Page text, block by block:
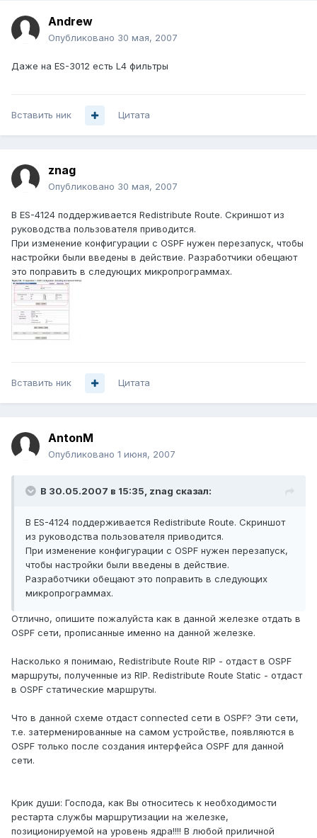
Andrеw
Опубликовано 30 мая, 2007
Даже на ES-3012 есть L4 фильтры
Вставить ник Цитата
znag
Опубликовано 30 мая, 2007
В ES-4124 поддерживается Redistribute Route. Скриншот из
руководства пользователя приводится.
При изменение конфигурации с OSPF нужен перезапуск, чтобы
настройки были введены в действие. Разработчики обещают
это поправить в следующих микропрограммах.
Вставить ник Цитата
AntonM
Опубликовано 1 июня, 2007
В 30.05.2007 в 15:35, znag сказал:
В ES-4124 поддерживается Redistribute Route. Скриншот
из руководства пользователя приводится.
При изменение конфигурации с OSPF нужен перезапуск,
чтобы настройки были введены в действие.
Разработчики обещают это поправить в следующих
микропрограммах.
Отлично, опишите пожалуйста как в данной железке отдать в
OSPF сети, прописанные именно на данной железке.
Насколько я понимаю, Redistribute Route RIP - отдаст в OSPF
маршруты, полученные из RIP. Redistribute Route Static - отдаст
в OSPF статические маршруты.
Что в данной схеме отдаст connected сети в OSPF? Эти сети,
т.е. затерменированные на самом устройстве, появляются в
OSPF только после создания интерфейса OSPF для данной
сети.
Крик души: Господа, как Вы относитесь к необходимости
рестарта службы маршрутизации на железке,
позиционируемой на уровень ядра!!!! В любой приличной